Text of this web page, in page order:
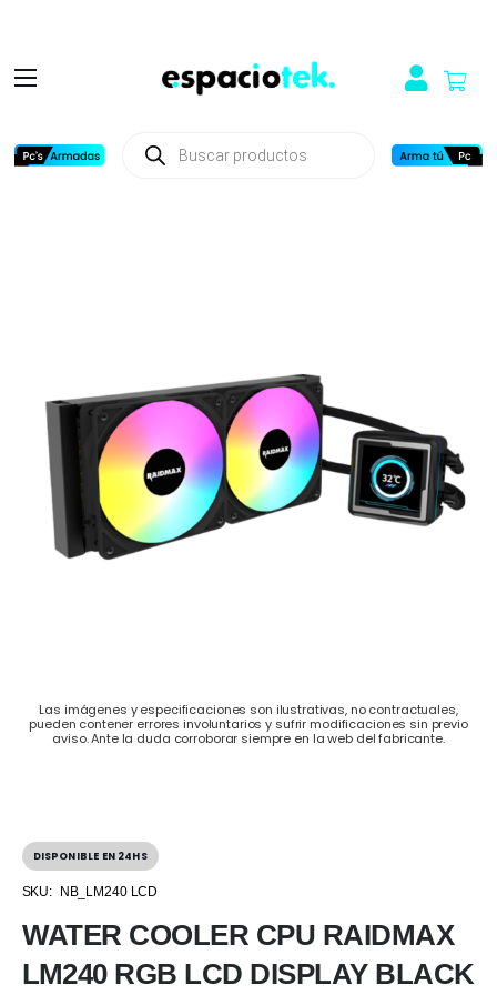
productos
Las imágenes y especificaciones son ilustrativas, no contractuales,
pueden contener errores involuntarios y sufrir modificaciones sin previo
aviso. Ante la duda corroborar siempre en la web del fabricante.
DISPONIBLE EN 24HS
SKU: NB_LM240 LCD
WATER COOLER CPU RAIDMAX
LM240 RGB LCD DISPLAY BLACK